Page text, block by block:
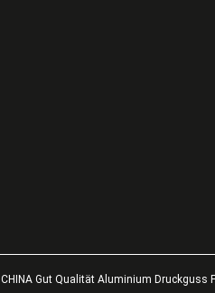
CHINA Gut Qualität Aluminium Druckguss